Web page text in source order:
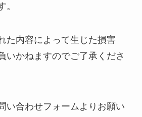
。
た内容によって生じた損害
いかねますのでご了承くださ
い合わせフォームよりお願い